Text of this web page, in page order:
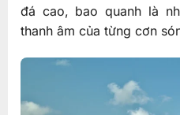
đá cao, bao quanh là
thanh âm của từng cơn